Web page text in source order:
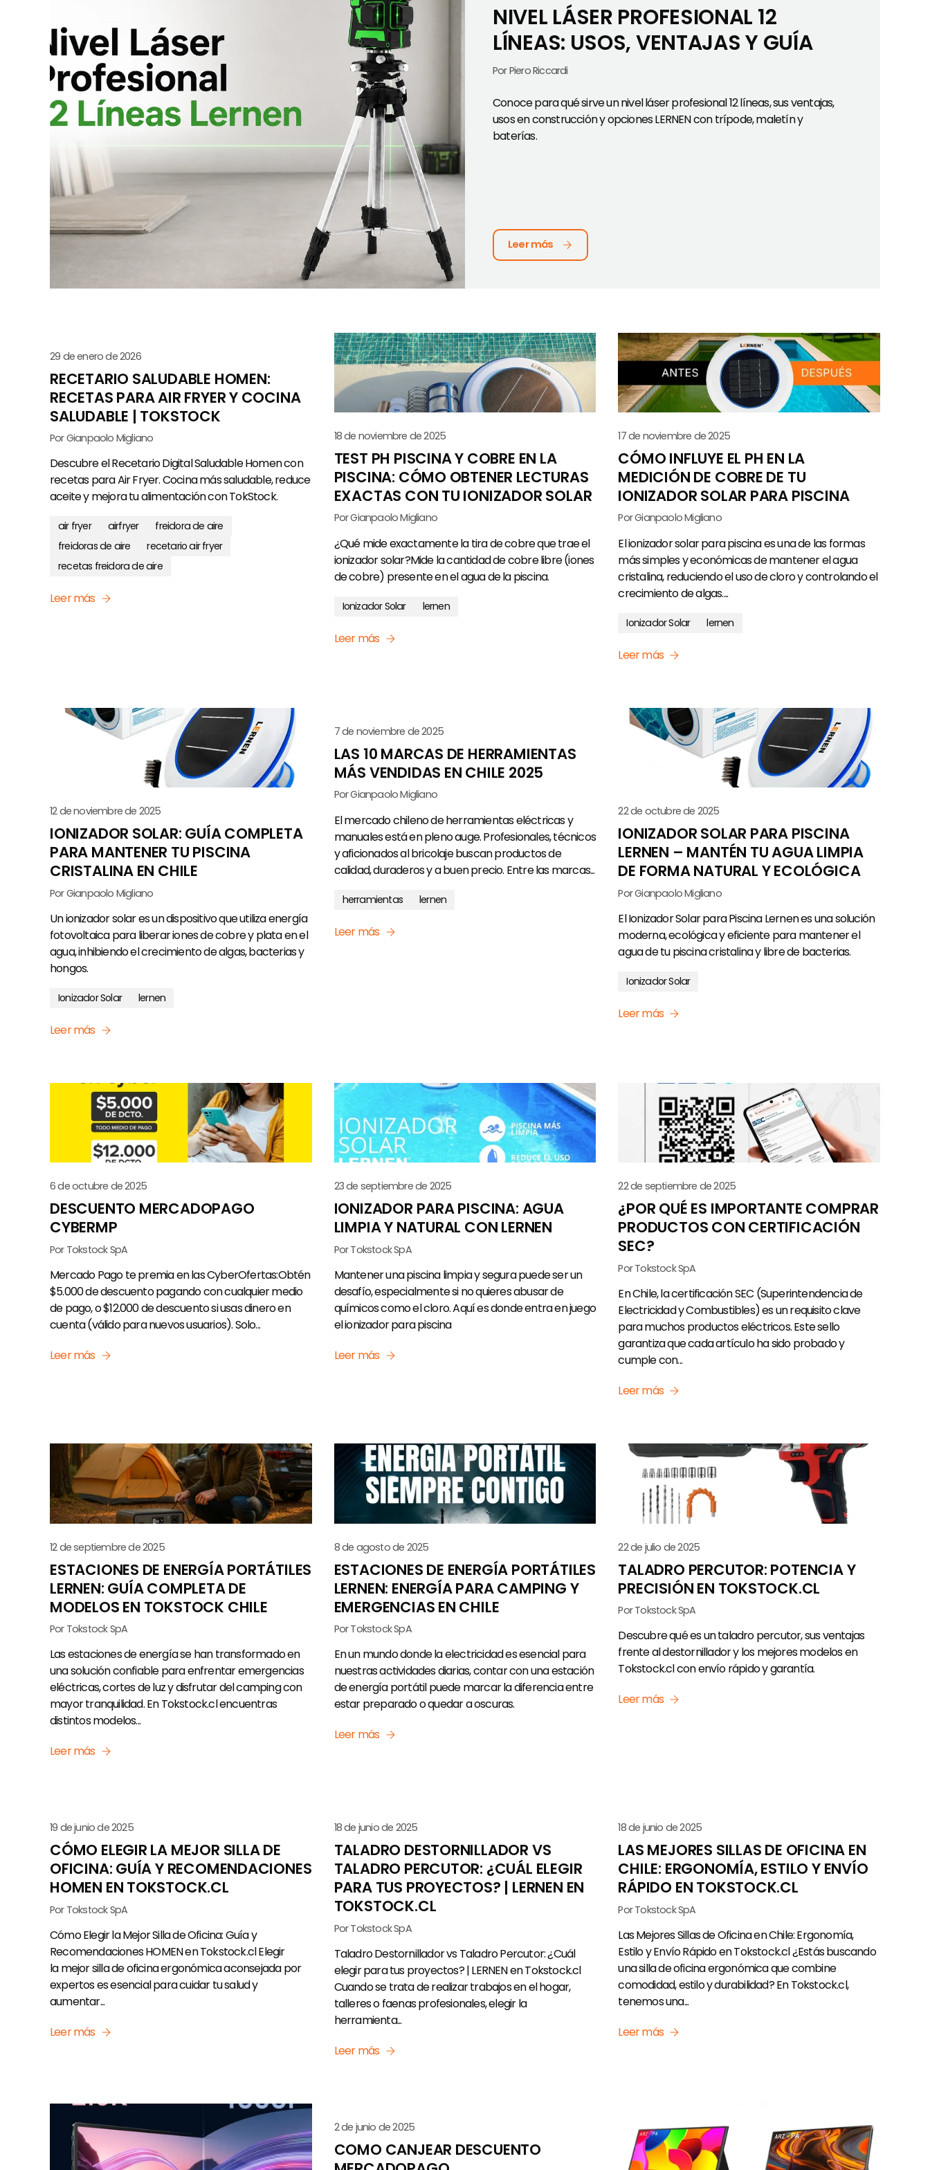
NIVEL LÁSER PROFESIONAL 12
LÍNEAS: USOS, VENTAJAS Y GUÍA
Por Piero Riccardi
Conoce para qué sirve un nivel láser profesional 12 líneas, sus ventajas,
usos en construcción y opciones LERNEN con trípode, maletín y
baterías.
Nivel Láser Profesional 12 Líneas: usos, ventajas y guía
Leer más
29 de enero de 2026
RECETARIO SALUDABLE HOMEN:
RECETAS PARA AIR FRYER Y COCINA
SALUDABLE | TOKSTOCK
Por Gianpaolo Migliano
Descubre el Recetario Digital Saludable Homen con
recetas para Air Fryer. Cocina más saludable, reduce
aceite y mejora tu alimentación con TokStock.
air fryer airfryer
freidora de aire
freidoras de aire
recetario air fryer
recetas freidora de aire
Leer más
18 de noviembre de 2025
TEST PH PISCINA Y COBRE EN LA
PISCINA: CÓMO OBTENER LECTURAS
EXACTAS CON TU IONIZADOR SOLAR
Por Gianpaolo Migliano
¿Qué mide exactamente la tira de cobre que trae el
ionizador solar?Mide la cantidad de cobre libre (iones
de cobre) presente en el agua de la piscina.
Ionizador Solar lernen
Leer más
17 de noviembre de 2025
CÓMO INFLUYE EL PH EN LA
MEDICIÓN DE COBRE DE TU
IONIZADOR SOLAR PARA PISCINA
Por Gianpaolo Migliano
El ionizador solar para piscina es una de las formas
más simples y económicas de mantener el agua
cristalina, reduciendo el uso de cloro y controlando el
crecimiento de algas....
Ionizador Solar lernen
Leer más
12 de noviembre de 2025
IONIZADOR SOLAR: GUÍA COMPLETA
PARA MANTENER TU PISCINA
CRISTALINA EN CHILE
Por Gianpaolo Migliano
Un ionizador solar es un dispositivo que utiliza energía
fotovoltaica para liberar iones de cobre y plata en el
agua, inhibiendo el crecimiento de algas, bacterias y
hongos.
Ionizador Solar lernen
Leer más
7 de noviembre de 2025
LAS 10 MARCAS DE HERRAMIENTAS
MÁS VENDIDAS EN CHILE 2025
Por Gianpaolo Migliano
El mercado chileno de herramientas eléctricas y
manuales está en pleno auge. Profesionales, técnicos
y aficionados al bricolaje buscan productos de
calidad, duraderos y a buen precio. Entre las marcas...
herramientas lernen
Leer más
22 de octubre de 2025
IONIZADOR SOLAR PARA PISCINA
LERNEN – MANTÉN TU AGUA LIMPIA
DE FORMA NATURAL Y ECOLÓGICA
Por Gianpaolo Migliano
El Ionizador Solar para Piscina Lernen es una solución
moderna, ecológica y eficiente para mantener el
agua de tu piscina cristalina y libre de bacterias.
Ionizador Solar
Leer más
6 de octubre de 2025
DESCUENTO MERCADOPAGO
CYBERMP
Por Tokstock SpA
Mercado Pago te premia en las CyberOfertas:Obtén
$5.000 de descuento pagando con cualquier medio
de pago, o $12.000 de descuento si usas dinero en
cuenta (válido para nuevos usuarios). Solo...
Leer más
23 de septiembre de 2025
IONIZADOR PARA PISCINA: AGUA
LIMPIA Y NATURAL CON LERNEN
Por Tokstock SpA
Mantener una piscina limpia y segura puede ser un
desafío, especialmente si no quieres abusar de
químicos como el cloro. Aquí es donde entra en juego
el ionizador para piscina
Leer más
22 de septiembre de 2025
¿POR QUÉ ES IMPORTANTE COMPRAR
PRODUCTOS CON CERTIFICACIÓN
SEC?
Por Tokstock SpA
En Chile, la certificación SEC (Superintendencia de
Electricidad y Combustibles) es un requisito clave
para muchos productos eléctricos. Este sello
garantiza que cada artículo ha sido probado y
cumple con...
Leer más
12 de septiembre de 2025
ESTACIONES DE ENERGÍA PORTÁTILES
LERNEN: GUÍA COMPLETA DE
MODELOS EN TOKSTOCK CHILE
Por Tokstock SpA
Las estaciones de energía se han transformado en
una solución confiable para enfrentar emergencias
eléctricas, cortes de luz y disfrutar del camping con
mayor tranquilidad. En Tokstock.cl encuentras
distintos modelos...
Leer más
8 de agosto de 2025
ESTACIONES DE ENERGÍA PORTÁTILES
LERNEN: ENERGÍA PARA CAMPING Y
EMERGENCIAS EN CHILE
Por Tokstock SpA
En un mundo donde la electricidad es esencial para
nuestras actividades diarias, contar con una estación
de energía portátil puede marcar la diferencia entre
estar preparado o quedar a oscuras.
Leer más
22 de julio de 2025
TALADRO PERCUTOR: POTENCIA Y
PRECISIÓN EN TOKSTOCK.CL
Por Tokstock SpA
Descubre qué es un taladro percutor, sus ventajas
frente al destornillador y los mejores modelos en
Tokstock.cl con envío rápido y garantía.
Leer más
19 de junio de 2025
CÓMO ELEGIR LA MEJOR SILLA DE
OFICINA: GUÍA Y RECOMENDACIONES
HOMEN EN TOKSTOCK.CL
Por Tokstock SpA
Cómo Elegir la Mejor Silla de Oficina: Guía y
Recomendaciones HOMEN en Tokstock.cl Elegir
la mejor silla de oficina ergonómica aconsejada por
expertos es esencial para cuidar tu salud y
aumentar...
Leer más
18 de junio de 2025
TALADRO DESTORNILLADOR VS
TALADRO PERCUTOR: ¿CUÁL ELEGIR
PARA TUS PROYECTOS? | LERNEN EN
TOKSTOCK.CL
Por Tokstock SpA
Taladro Destornillador vs Taladro Percutor: ¿Cuál
elegir para tus proyectos? | LERNEN en Tokstock.cl
Cuando se trata de realizar trabajos en el hogar,
talleres o faenas profesionales, elegir la
herramienta...
Leer más
18 de junio de 2025
LAS MEJORES SILLAS DE OFICINA EN
CHILE: ERGONOMÍA, ESTILO Y ENVÍO
RÁPIDO EN TOKSTOCK.CL
Por Tokstock SpA
Las Mejores Sillas de Oficina en Chile: Ergonomía,
Estilo y Envío Rápido en Tokstock.cl ¿Estás buscando
una silla de oficina ergonómica que combine
comodidad, estilo y durabilidad? En Tokstock.cl,
tenemos una...
Leer más
2 de junio de 2025
COMO CANJEAR DESCUENTO